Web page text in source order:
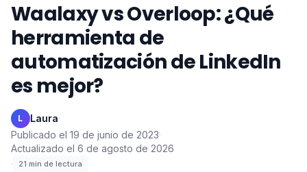
Waalaxy vs Overloop: ¿Qué
herramienta de
automatización de LinkedIn
es mejor?
L Laura·
Publicado el 19 de junio de 2023·
Actualizado el 6 de agosto de 2026
·
21 min de lectura